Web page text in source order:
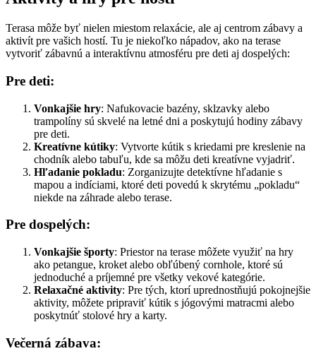
Terasa môže byť nielen miestom relaxácie, ale aj centrom zábavy a
aktivít pre vašich hostí. Tu je niekoľko nápadov, ako na terase
vytvoriť zábavnú a interaktívnu atmosféru pre deti aj dospelých:
Pre deti:
Vonkajšie hry: Nafukovacie bazény, sklzavky alebo
trampolíny sú skvelé na letné dni a poskytujú hodiny zábavy
pre deti.
Kreatívne kútiky: Vytvorte kútik s kriedami pre kreslenie na
chodník alebo tabuľu, kde sa môžu deti kreatívne vyjadriť.
Hľadanie pokladu: Zorganizujte detektívne hľadanie s
mapou a indíciami, ktoré deti povedú k skrytému „pokladu“
niekde na záhrade alebo terase.
Pre dospelých:
Vonkajšie športy: Priestor na terase môžete využiť na hry
ako petangue, kroket alebo obľúbený cornhole, ktoré sú
jednoduché a príjemné pre všetky vekové kategórie.
Relaxačné aktivity: Pre tých, ktorí uprednostňujú pokojnejšie
aktivity, môžete pripraviť kútik s jógovými matracmi alebo
poskytnúť stolové hry a karty.
Večerná zábava: